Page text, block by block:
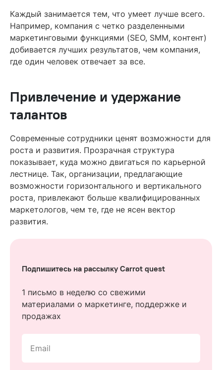
Каждый занимается тем, что умеет лучше всего.
Например, компания с четко разделенными
маркетинговыми функциями (SEO, SMM, контент)
добивается лучших результатов, чем компания,
где один человек отвечает за все.
Привлечение и удержание
талантов
Современные сотрудники ценят возможности для
роста и развития. Прозрачная структура
показывает, куда можно двигаться по карьерной
лестнице. Так, организации, предлагающие
возможности горизонтального и вертикального
роста, привлекают больше квалифицированных
маркетологов, чем те, где не ясен вектор
развития.
Подпишитесь на рассылку Carrot quest
1 письмо в неделю со свежими
материалами о маркетинге, поддержке и
продажах
Email